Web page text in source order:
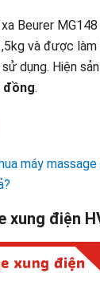
Beurer
và được
dụng. Hiện
đồng.
máy
xung điện